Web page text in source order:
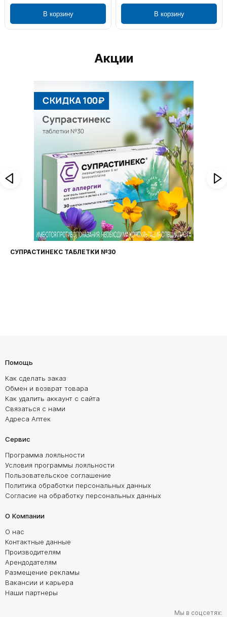
В корзину В корзину
Акции
СУПРАСТИНЕКС ТАБЛЕТКИ №30
Помощь
Как сделать заказ
Обмен и возврат товара
Как удалить аккаунт с сайта
Связаться с нами
Адреса Аптек
Сервис
Программа лояльности
Условия программы лояльности
Пользовательское соглашение
Политика обработки персональных данных
Согласие на обработку персональных данных
О Компании
О нас
Контактные данные
Производителям
Арендодателям
Размещение рекламы
Вакансии и карьера
Наши партнеры
Мы в соцсетях: